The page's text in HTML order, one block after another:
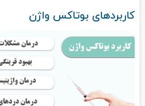
کاربردهای بوتاکس واژن